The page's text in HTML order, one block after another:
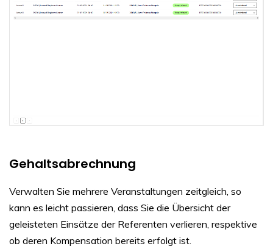
Gehaltsabrechnung
Verwalten Sie mehrere Veranstaltungen zeitgleich, so
kann es leicht passieren, dass Sie die Übersicht der
geleisteten Einsätze der Referenten verlieren, respektive
ob deren Kompensation bereits erfolgt ist.